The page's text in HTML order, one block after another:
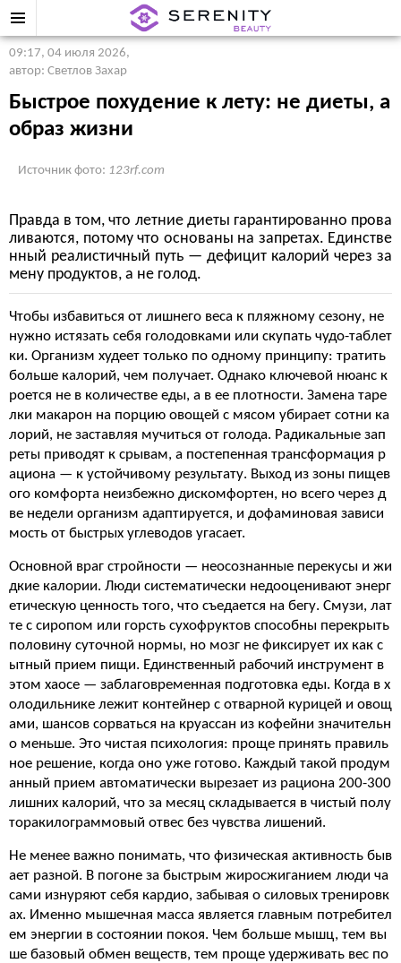
09:17, 04 июля 2026,
автор: Светлов Захар
Быстрое похудение к лету: не диеты, а
образ жизни
Источник фото: 123rf.com
Правда в том, что летние диеты гарантированно прова
ливаются, потому что основаны на запретах. Единстве
нный реалистичный путь — дефицит калорий через за
мену продуктов, а не голод.
Чтобы избавиться от лишнего веса к пляжному сезону, не
нужно истязать себя голодовками или скупать чудо-таблет
ки. Организм худеет только по одному принципу: тратить
больше калорий, чем получает. Однако ключевой нюанс к
роется не в количестве еды, а в ее плотности. Замена таре
лки макарон на порцию овощей с мясом убирает сотни ка
лорий, не заставляя мучиться от голода. Радикальные зап
реты приводят к срывам, а постепенная трансформация р
ациона — к устойчивому результату. Выход из зоны пищев
ого комфорта неизбежно дискомфортен, но всего через д
ве недели организм адаптируется, и дофаминовая зависи
мость от быстрых углеводов угасает.
Основной враг стройности — неосознанные перекусы и жи
дкие калории. Люди систематически недооценивают энерг
етическую ценность того, что съедается на бегу. Смузи, лат
те с сиропом или горсть сухофруктов способны перекрыть
половину суточной нормы, но мозг не фиксирует их как с
ытный прием пищи. Единственный рабочий инструмент в
этом хаосе — заблаговременная подготовка еды. Когда в х
олодильнике лежит контейнер с отварной курицей и овощ
ами, шансов сорваться на круассан из кофейни значительн
о меньше. Это чистая психология: проще принять правиль
ное решение, когда оно уже готово. Каждый такой продум
анный прием автоматически вырезает из рациона 200-300
лишних калорий, что за месяц складывается в чистый полу
торакилограммовый отвес без чувства лишений.
Не менее важно понимать, что физическая активность быв
ает разной. В погоне за быстрым жиросжиганием люди ча
сами изнуряют себя кардио, забывая о силовых тренировк
ах. Именно мышечная масса является главным потребител
ем энергии в состоянии покоя. Чем больше мышц, тем вы
ше базовый обмен веществ, тем проще удерживать вес по